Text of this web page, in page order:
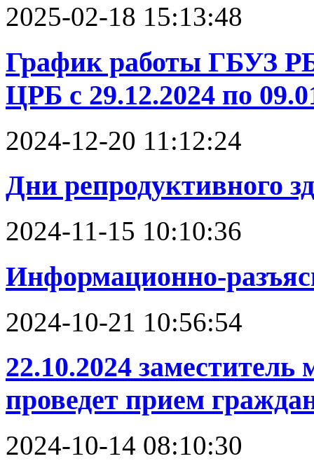
2025-02-18 15:13:48
График работы ГБУЗ
ЦРБ с 29.12.2024 по
2024-12-20 11:12:24
Дни репродуктивного
2024-11-15 10:10:36
Информационно-
2024-10-21 10:56:54
22.10.2024
проведет прием
2024-10-14 08:10:30